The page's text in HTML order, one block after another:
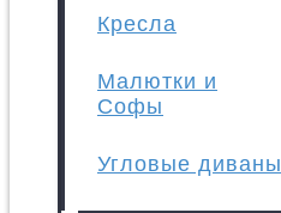
Кресла
Малютки и
Софы
Угловые диваны